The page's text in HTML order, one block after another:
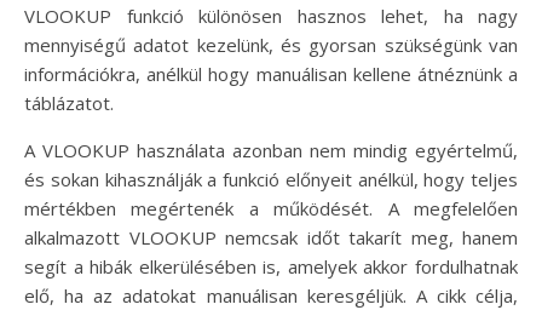
VLOOKUP funkció különösen hasznos lehet, ha nagy
mennyiségű adatot kezelünk, és gyorsan szükségünk van
információkra, anélkül hogy manuálisan kellene átnéznünk a
táblázatot.
A VLOOKUP használata azonban nem mindig egyértelmű,
és sokan kihasználják a funkció előnyeit anélkül, hogy teljes
mértékben megértenék a működését. A megfelelően
alkalmazott VLOOKUP nemcsak időt takarít meg, hanem
segít a hibák elkerülésében is, amelyek akkor fordulhatnak
elő, ha az adatokat manuálisan keresgéljük. A cikk célja,